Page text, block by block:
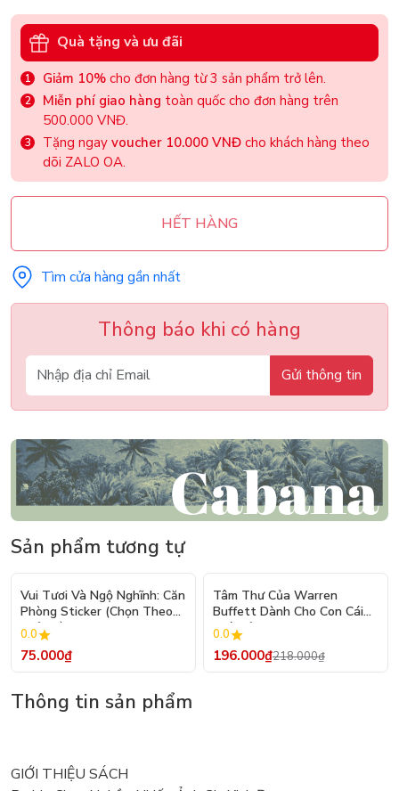
Quà tặng và ưu đãi
Giảm 10% cho đơn hàng từ 3 sản phẩm trở lên.
Miễn phí giao hàng toàn quốc cho đơn hàng trên
500.000 VNĐ.
Tặng ngay voucher 10.000 VNĐ cho khách hàng theo
dõi ZALO OA.
HẾT HÀNG
Tìm cửa hàng gần nhất
Thông báo khi có hàng
Gửi thông tin
Sản phẩm tương tự
Vui Tươi Và Ngộ Nghĩnh: Căn
Phòng Sticker (Chọn Theo
Chủ Đề) - Hơn 250 Sticker
0.0
75.000₫
Tâm Thư Của Warren
Buffett Dành Cho Con Cái
(Tái Bản 2026)
0.0
196.000₫218.000₫
Thông tin sản phẩm
GIỚI THIỆU SÁCH